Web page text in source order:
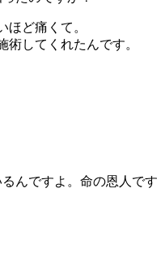
ど痛くて。
してくれたんです。
んですよ。命の恩人です